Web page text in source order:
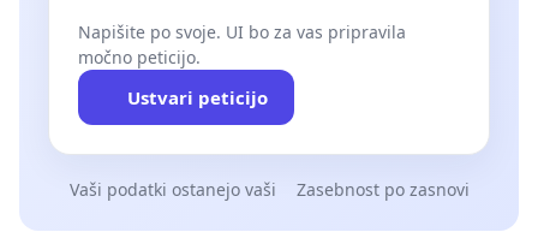
Napišite po svoje. UI bo za vas pripravila
močno peticijo.
Ustvari peticijo
Vaši podatki ostanejo vaši Zasebnost po zasnovi